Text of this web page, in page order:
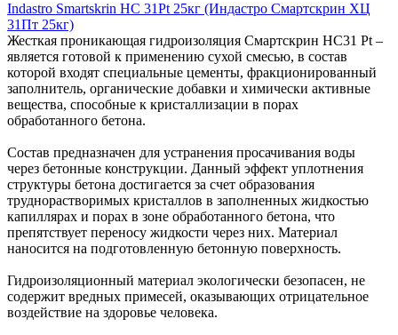
Indastro Smartskrin HC 31Pt 25кг (Индастро Смартскрин ХЦ
31Пт 25кг)
Жесткая проникающая гидроизоляция Смартскрин HC31 Pt –
является готовой к применению сухой смесью, в состав
которой входят специальные цементы, фракционированный
заполнитель, органические добавки и химически активные
вещества, способные к кристаллизации в порах
обработанного бетона.
Состав предназначен для устранения просачивания воды
через бетонные конструкции. Данный эффект уплотнения
структуры бетона достигается за счет образования
труднорастворимых кристаллов в заполненных жидкостью
капиллярах и порах в зоне обработанного бетона, что
препятствует переносу жидкости через них. Материал
наносится на подготовленную бетонную поверхность.
Гидроизоляционный материал экологически безопасен, не
содержит вредных примесей, оказывающих отрицательное
воздействие на здоровье человека.